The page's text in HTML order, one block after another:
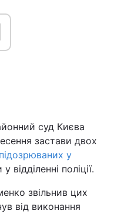
суд Києва
застави двох
підозрюваних у
відділенні поліції.
звільнив цих
від виконання